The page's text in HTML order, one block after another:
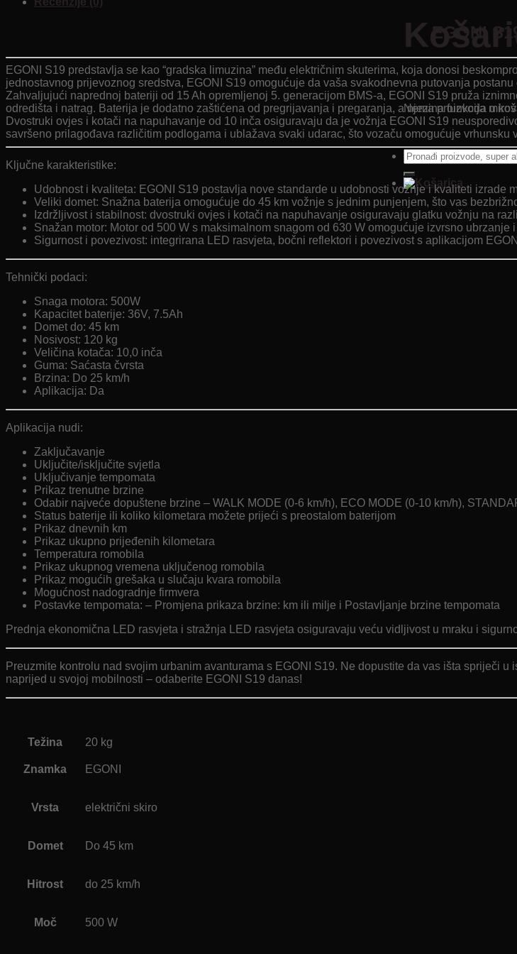
Nema proizvoda u
Pretraži:
EGONI
EGONI S19 predstavlja se kao “gradska limuzina” među električnim skuterima, koja donosi
jednostavnog prijevoznog sredstva, EGONI S19 omogućuje da vaša svakodnevna putovanja postanu
Zahvaljujući naprednoj bateriji od 15 Ah opremljenoj 5. generacijom BMS-a, EGONI S19 pruža
odredišta i natrag. Baterija je dodatno zaštićena od pregrijavanja i pregaranja, a njezina funkcija
Dvostruki ovjes i kotači na napuhavanje od 10 inča osiguravaju da je vožnja EGONI S19
savršeno prilagođava različitim podlogama i ublažava svaki udarac, što vozaču omogućuje vrhunsku
Ključne karakteristike:
Udobnost i kvaliteta: EGONI S19 postavlja nove standarde u udobnosti vožnje i kvaliteti izrade
Veliki domet: Snažna baterija omogućuje do 45 km vožnje s jednim punjenjem, što vas
Izdržljivost i stabilnost: dvostruki ovjes i kotači na napuhavanje osiguravaju glatku vožnju na
Snažan motor: Motor od 500 W s maksimalnom snagom od 630 W omogućuje izvrsno ubrzanje
Sigurnost i povezivost: integrirana LED rasvjeta, bočni reflektori i povezivost s aplikacijom
Tehnički podaci:
Snaga motora: 500W
Kapacitet baterije: 36V, 7.5Ah
Domet do: 45 km
Nosivost: 120 kg
Veličina kotača: 10,0 inča
Guma: Saćasta čvrsta
Brzina: Do 25 km/h
Aplikacija: Da
Aplikacija nudi:
Zaključavanje
Uključite/isključite svjetla
Uključivanje tempomata
Prikaz trenutne brzine
Odabir najveće dopuštene brzine – WALK MODE (0-6 km/h), ECO MODE (0-10 km/h),
Status baterije ili koliko kilometara možete prijeći s preostalom baterijom
Prikaz dnevnih km
Prikaz ukupno prijeđenih kilometara
Temperatura romobila
Prikaz ukupnog vremena uključenog romobila
Prikaz mogućih grešaka u slučaju kvara romobila
Mogućnost nadogradnje firmvera
Postavke tempomata: – Promjena prikaza brzine: km ili milje i Postavljanje brzine tempomata
Prednja ekonomična LED rasvjeta i stražnja LED rasvjeta osiguravaju veću vidljivost u mraku i
Preuzmite kontrolu nad svojim urbanim avanturama s EGONI S19. Ne dopustite da vas išta spriječi
naprijed u svojoj mobilnosti – odaberite EGONI S19 danas!
Težina 20 kg
Znamka EGONI
Vrsta električni skiro
Domet Do 45 km
Hitrost do 25 km/h
Moč 500 W